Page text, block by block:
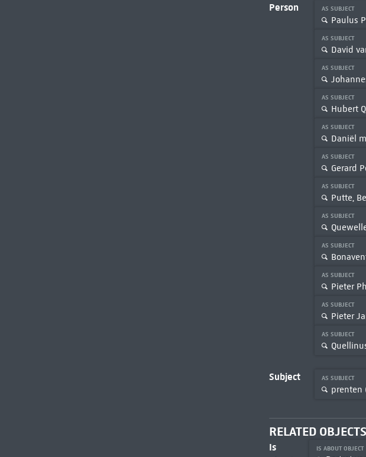
Person AS SUBJECT
Paulus
AS SUBJECT
David
AS SUBJECT
AS SUBJECT
Hubert
AS SUBJECT
Daniël
AS SUBJECT
Gerard
AS SUBJECT
Putte,
AS SUBJECT
AS SUBJECT
AS SUBJECT
Pieter
AS SUBJECT
Pieter
AS SUBJECT
Subject AS SUBJECT
prenten
RELATED OBJECTS
Is
IS ABOUT OBJECT